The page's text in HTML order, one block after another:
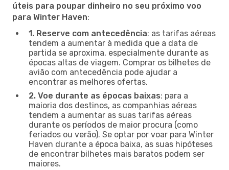
úteis para poupar dinheiro no seu próximo voo
para Winter Haven:
1. Reserve com antecedência: as tarifas aéreas
tendem a aumentar à medida que a data de
partida se aproxima, especialmente durante as
épocas altas de viagem. Comprar os bilhetes de
avião com antecedência pode ajudar a
encontrar as melhores ofertas.
2. Voe durante as épocas baixas: para a
maioria dos destinos, as companhias aéreas
tendem a aumentar as suas tarifas aéreas
durante os períodos de maior procura (como
feriados ou verão). Se optar por voar para Winter
Haven durante a época baixa, as suas hipóteses
de encontrar bilhetes mais baratos podem ser
maiores.